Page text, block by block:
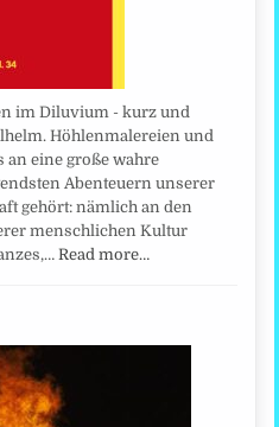
im Diluvium - kurz und
Höhlenmalereien und
eine große wahre
Abenteuern unserer
gehört: nämlich an den
menschlichen Kultur
Read more…